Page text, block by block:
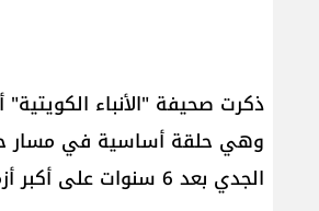
ذكرت صحيفة "الأنباء
وهي حلقة أساسية في مسار حل
الجدي بعد 6 سنوات على أكبر أزمة مالية وغير مسبوقة في تاريخ لبنان"